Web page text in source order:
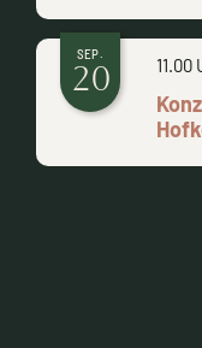
SEP.
20 11.00